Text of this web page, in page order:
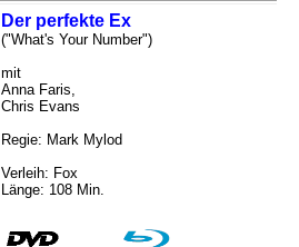
Der perfekte Ex
("What's Your Number")
mit
Anna Faris,
Chris Evans
Regie: Mark Mylod
Verleih: Fox
Länge: 108 Min.